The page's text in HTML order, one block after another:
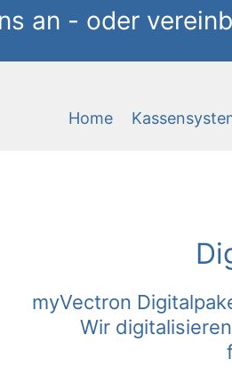
an - oder
Home
myVectron
Wir